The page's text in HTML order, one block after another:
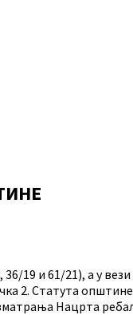
19 и 61/21), а у
2. Статута
Нацрта